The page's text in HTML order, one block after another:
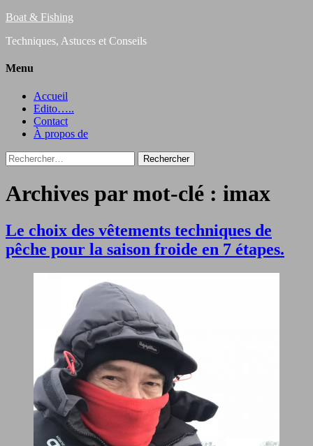
Boat & Fishing
Techniques, Astuces et Conseils
Menu
Accueil
Edito…..
Contact
À propos de
Rechercher :
Archives par mot-clé : imax
Le choix des vêtements techniques de
pêche pour la saison froide en 7 étapes.